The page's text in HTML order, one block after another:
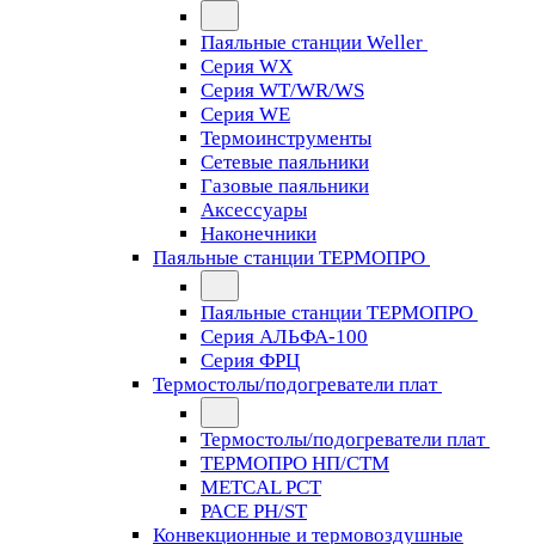
Паяльные станции Weller
Серия WX
Серия WT/WR/WS
Серия WE
Термоинструменты
Сетевые паяльники
Газовые паяльники
Аксессуары
Наконечники
Паяльные станции ТЕРМОПРО
Паяльные станции ТЕРМОПРО
Серия АЛЬФА-100
Серия ФРЦ
Термостолы/подогреватели плат
Термостолы/подогреватели плат
ТЕРМОПРО НП/СТМ
METCAL PCT
PACE PH/ST
Конвекционные и термовоздушные